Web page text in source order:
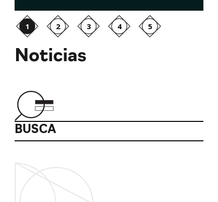
1 2 3 4 5
Noticias
BUSCA